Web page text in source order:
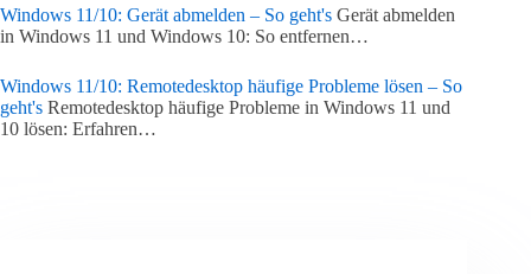
Windows 11/10: Gerät abmelden – So geht's Gerät abmelden
in Windows 11 und Windows 10: So entfernen…
Windows 11/10: Remotedesktop häufige Probleme lösen – So
geht's Remotedesktop häufige Probleme in Windows 11 und
10 lösen: Erfahren…